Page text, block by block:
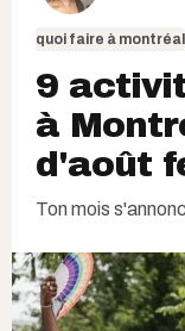
quoi faire à montréal
9
à
d'août
Ton mois